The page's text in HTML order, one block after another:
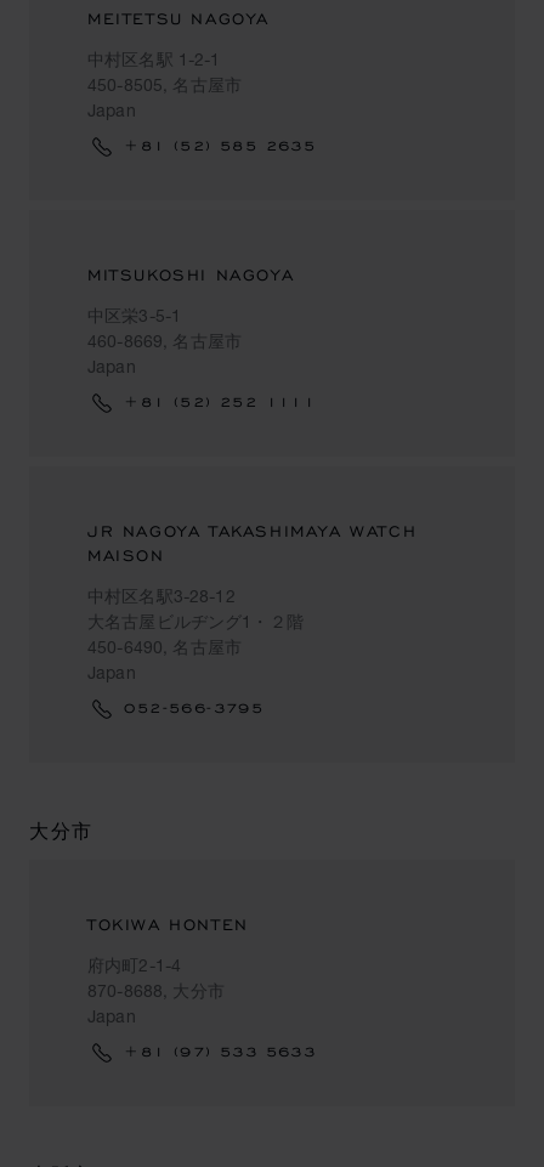
MEITETSU NAGOYA
中村区名駅 1-2-1
450-8505, 名古屋市
Japan
+81 (52) 585 2635
MITSUKOSHI NAGOYA
中区栄3-5-1
460-8669, 名古屋市
Japan
+81 (52) 252 1111
JR NAGOYA TAKASHIMAYA WATCH
MAISON
中村区名駅3-28-12
大名古屋ビルヂング1・２階
450-6490, 名古屋市
Japan
052-566-3795
大分市
TOKIWA HONTEN
府内町2-1-4
870-8688, 大分市
Japan
+81 (97) 533 5633